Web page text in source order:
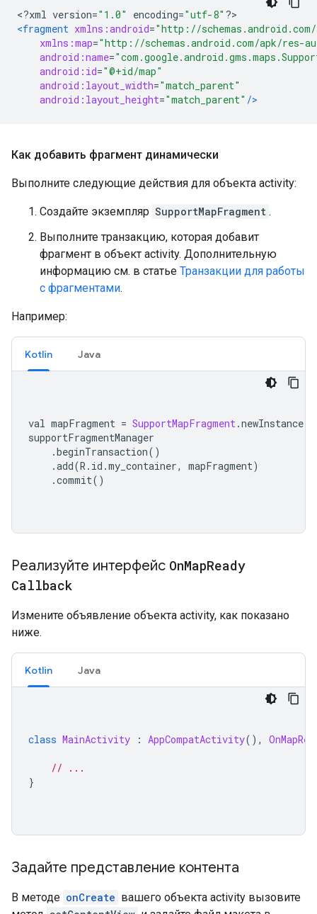
<?xml version="1.0" encoding="utf-8" ?>
<fragment xmlns:android="http://
xmlns:map="http://schemas.android.com/apk/res-
android:name=
android:id="@+id/map"
android:layout_width="match_parent"
android:layout_height="match_parent" />
Как добавить фрагмент динамически
Выполните следующие действия для объекта activity:
Создайте экземпляр SupportMapFragment .
Выполните транзакцию, которая добавит
фрагмент в объект activity. Дополнительную
информацию см. в статье Транзакции для работы
с фрагментами.
Например:
Kotlin Java
val mapFragment = SupportMapFragment.newInstance
supportFragmentManager
.beginTransaction()
.add(R . id .my_container, mapFragment)
.commit()
Реализуйте интерфейс OnMapReady
Callback
Измените объявление объекта activity, как показано
ниже.
Kotlin Java
class MainActivity : AppCompatActivity(),
// ...
}
Задайте представление контента
В методе onCreate вашего объекта activity вызовите